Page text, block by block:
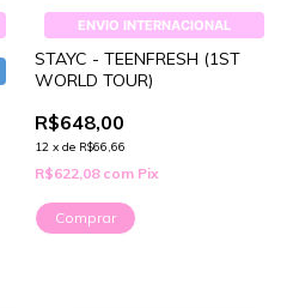
ENVIO INTERNACIONAL
STAYC - TEENFRESH (1ST
WORLD TOUR)
R$648,00
12 x de R$66,66
R$622,08 com Pix
Comprar